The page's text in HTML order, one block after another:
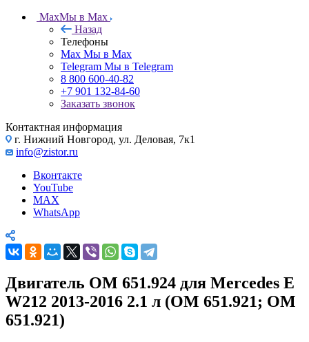
MaxМы в Max
Назад
Телефоны
Max Мы в Max
Telegram Мы в Telegram
8 800 600-40-82
+7 901 132-84-60
Заказать звонок
Контактная информация
г. Нижний Новгород, ул. Деловая, 7к1
info@zistor.ru
Вконтакте
YouTube
MAX
WhatsApp
Двигатель OM 651.924 для Mercedes E
W212 2013-2016 2.1 л (OM 651.921; OM
651.921)